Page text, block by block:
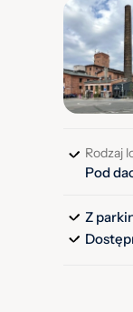
Rodzaj
Pod
Z